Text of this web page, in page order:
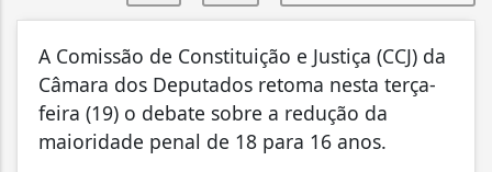
A Comissão de Constituição e Justiça (CCJ) da
Câmara dos Deputados retoma nesta terça-
feira (19) o debate sobre a redução da
maioridade penal de 18 para 16 anos.